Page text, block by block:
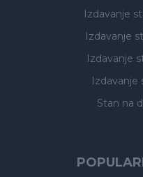
Izdavanje
Izdavanje
Izdavanje
Izdavanje
Stan na